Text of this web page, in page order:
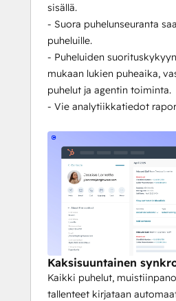
sisällä.
- Suora puhelunseuranta
puheluille.
- Puheluiden
mukaan lukien puheaika,
puhelut ja agentin toiminta.
- Vie analytiikkatiedot
Kaksisuuntainen
Kaikki puhelut,
tallenteet kirjataan